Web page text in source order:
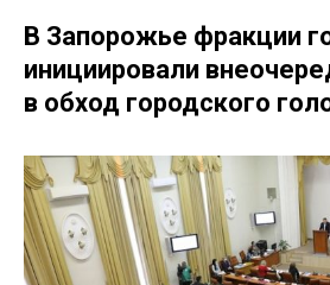
В Запорожье фракции
инициировали
в обход городского